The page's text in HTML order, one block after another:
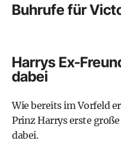
Buhrufe für
Harrys Ex-
dabei
Wie bereits im Vorfeld
Prinz Harrys erste
dabei.